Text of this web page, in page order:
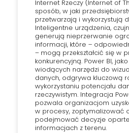
Internet Rzeczy (Internet of
sposób, w jaki
przetwarzają i wykorzystują
Inteligentne urządzenia,
generują nieprzerwanie
informacji, które –
– mogą przekształcić się w
konkurencyjną. Power BI,
wiodących narzędzi do
danych, odgrywa kluczową
wykorzystaniu potencjału
rzeczywistym. Integracja
pozwala organizacjom
w procesy, zoptymalizować
podejmować decyzje
informacjach z terenu.